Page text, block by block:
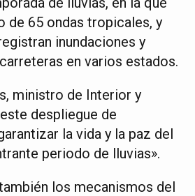
de 65 ondas tropicales, y
inundaciones y
en varios estados.
ministro de Interior y
despliegue de
la vida y la paz del
periodo de lluvias».
los mecanismos del